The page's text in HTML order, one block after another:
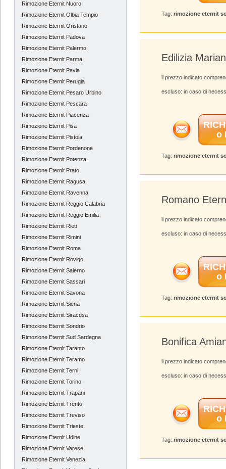
Rimozione Eternit Nuoro
Rimozione Eternit Olbia Tempio
Rimozione Eternit Oristano
Rimozione Eternit Padova
Rimozione Eternit Palermo
Rimozione Eternit Parma
Rimozione Eternit Pavia
Rimozione Eternit Perugia
Rimozione Eternit Pesaro Urbino
Rimozione Eternit Pescara
Rimozione Eternit Piacenza
Rimozione Eternit Pisa
Rimozione Eternit Pistoia
Rimozione Eternit Pordenone
Rimozione Eternit Potenza
Rimozione Eternit Prato
Rimozione Eternit Ragusa
Rimozione Eternit Ravenna
Rimozione Eternit Reggio Calabria
Rimozione Eternit Reggio Emilia
Rimozione Eternit Rieti
Rimozione Eternit Rimini
Rimozione Eternit Roma
Rimozione Eternit Rovigo
Rimozione Eternit Salerno
Rimozione Eternit Sassari
Rimozione Eternit Savona
Rimozione Eternit Siena
Rimozione Eternit Siracusa
Rimozione Eternit Sondrio
Rimozione Eternit Sud Sardegna
Rimozione Eternit Taranto
Rimozione Eternit Teramo
Rimozione Eternit Terni
Rimozione Eternit Torino
Rimozione Eternit Trapani
Rimozione Eternit Trento
Rimozione Eternit Treviso
Rimozione Eternit Trieste
Rimozione Eternit Udine
Rimozione Eternit Varese
Rimozione Eternit Venezia
Tag: rimozione eternit
Edilizia
il prezzo indicato
escluso: in caso di
o
Tag: rimozione eternit
Romano
il prezzo indicato
escluso: in caso di
o
Tag: rimozione eternit
Bonifica
il prezzo indicato
escluso: in caso di
o
Tag: rimozione eternit